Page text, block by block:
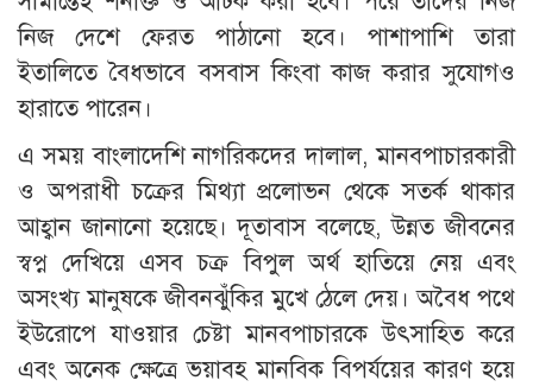
নিজ দেশে ফেরত পাঠানো হবে। পাশাপাশি তারা
ইতালিতে বৈধভাবে বসবাস কিংবা কাজ করার সুযোগও
হারাতে পারেন।
এ সময় বাংলাদেশি নাগরিকদের দালাল, মানবপাচারকারী
ও অপরাধী চক্রের মিথ্যা প্রলোভন থেকে সতর্ক থাকার
আহ্বান জানানো হয়েছে। দূতাবাস বলেছে, উন্নত জীবনের
স্বপ্ন দেখিয়ে এসব চক্র বিপুল অর্থ হাতিয়ে নেয় এবং
অসংখ্য মানুষকে জীবনঝুঁকির মুখে ঠেলে দেয়। অবৈধ পথে
ইউরোপে যাওয়ার চেষ্টা মানবপাচারকে উৎসাহিত করে
এবং অনেক ক্ষেত্রে ভয়াবহ মানবিক বিপর্যয়ের কারণ হয়ে